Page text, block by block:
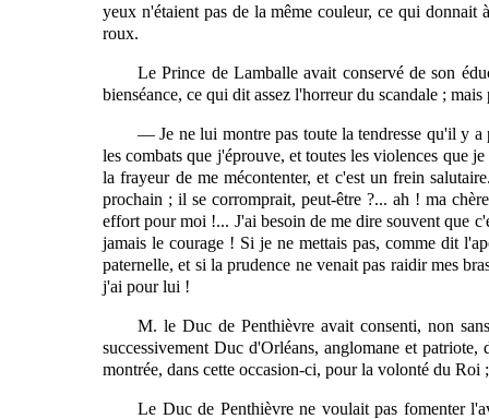
yeux n'étaient pas de la même couleur, ce qui donnait
roux.
Le Prince de Lamballe avait conservé de son
bienséance, ce qui dit assez l'horreur du scandale ;
— Je ne lui montre pas toute la tendresse qu'il y
les combats que j'éprouve, et toutes les violences que
la frayeur de me mécontenter, et c'est un frein
prochain ; il se corromprait, peut-être ?... ah ! ma
effort pour moi !... J'ai besoin de me dire souvent que
jamais le courage ! Si je ne mettais pas, comme dit
paternelle, et si la prudence ne venait pas raidir mes
j'ai pour lui !
M. le Duc de Penthièvre avait consenti, non
successivement Duc d'Orléans, anglomane et
montrée, dans cette occasion-ci, pour la volonté du
Le Duc de Penthièvre ne voulait pas fomenter